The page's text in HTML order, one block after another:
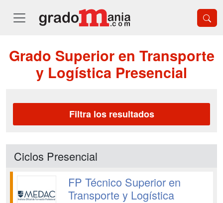
Grado Superior en Transporte
y Logística Presencial
Filtra los resultados
Ciclos Presencial
FP Técnico Superior en
Transporte y Logística